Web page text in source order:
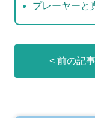
プレーヤーと
< 前の記事